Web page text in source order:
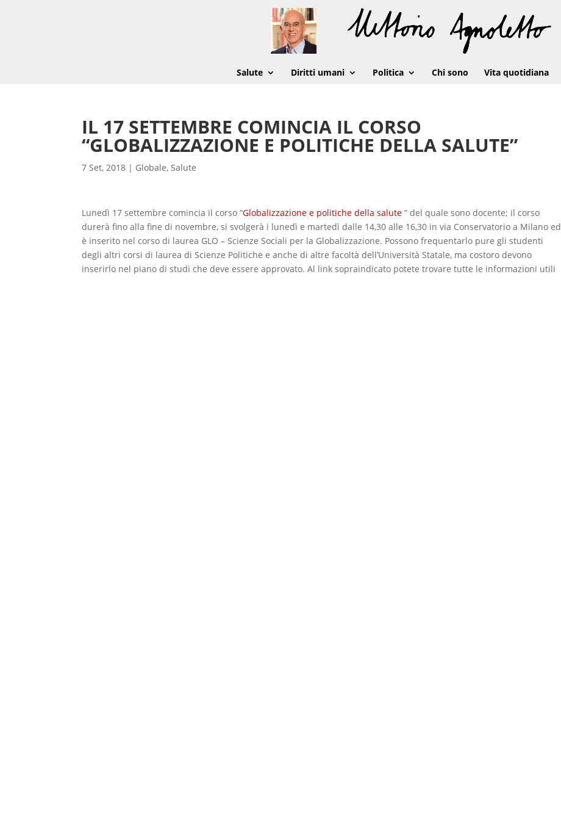
Salute Diritti umani Politica Chi sono Vita quotidiana
IL 17 SETTEMBRE COMINCIA IL CORSO
“GLOBALIZZAZIONE E POLITICHE DELLA SALUTE”
7 Set, 2018 | Globale,Salute
Lunedì 17 settembre comincia il corso “Globalizzazione e politiche della salute ” del quale sono docente; il corso
durerà fino alla fine di novembre, si svolgerà i lunedì e martedì dalle 14,30 alle 16,30 in via Conservatorio a Milano ed
è inserito nel corso di laurea GLO – Scienze Sociali per la Globalizzazione. Possono frequentarlo pure gli studenti
degli altri corsi di laurea di Scienze Politiche e anche di altre facoltà dell’Università Statale, ma costoro devono
inserirlo nel piano di studi che deve essere approvato. Al link sopraindicato potete trovare tutte le informazioni utili